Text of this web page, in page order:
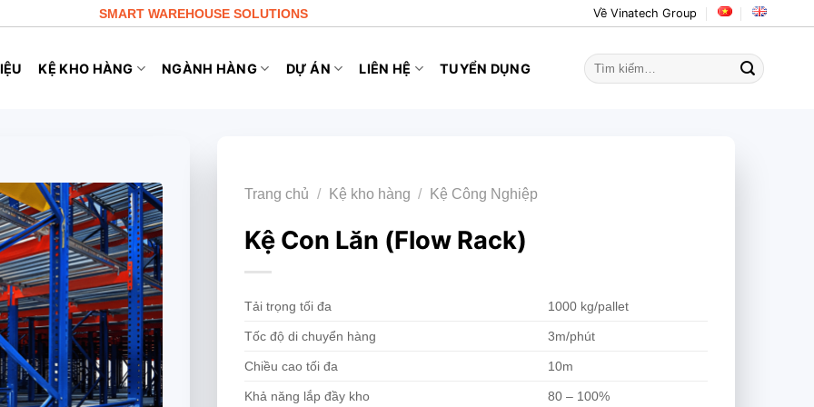
SMART WAREHOUSE SOLUTIONS Về Vinatech Group
KỆ KHO HÀNG NGÀNH HÀNG DỰ ÁN LIÊN HỆ TUYỂN DỤNG
Tìm
kiếm:
Trang chủ / Kệ kho hàng / Kệ Công Nghiệp
Kệ Con Lăn (Flow Rack)
Tải trọng tối đa 1000 kg/pallet
Tốc độ di chuyển hàng 3m/phút
Chiều cao tối đa 10m
Khả năng lắp đầy kho 80 – 100%